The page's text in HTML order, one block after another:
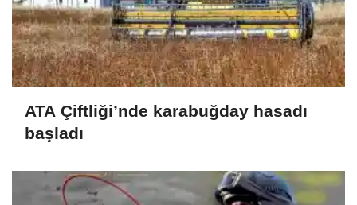
ATA Çiftliği’nde karabuğday hasadı
başladı